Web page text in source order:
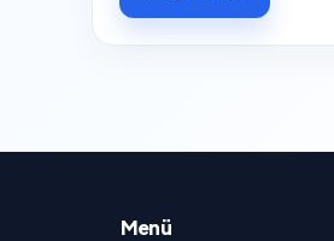
Menü